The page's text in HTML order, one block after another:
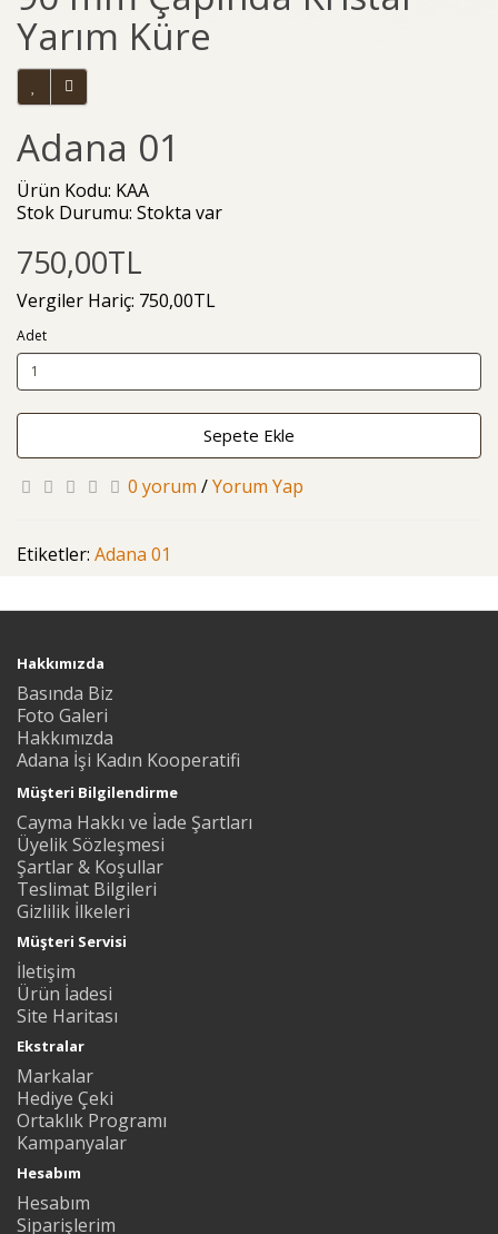
Yarım Küre
Adana 01
Ürün Kodu: KAA
Stok Durumu: Stokta var
750,00TL
Vergiler Hariç: 750,00TL
Adet
Sepete Ekle
0 yorum /Yorum Yap
Etiketler: Adana 01
Hakkımızda
Basında Biz
Foto Galeri
Hakkımızda
Adana İşi Kadın Kooperatifi
Müşteri Bilgilendirme
Cayma Hakkı ve İade Şartları
Üyelik Sözleşmesi
Şartlar & Koşullar
Teslimat Bilgileri
Gizlilik İlkeleri
Müşteri Servisi
İletişim
Ürün İadesi
Site Haritası
Ekstralar
Markalar
Hediye Çeki
Ortaklık Programı
Kampanyalar
Hesabım
Hesabım
Siparişlerim